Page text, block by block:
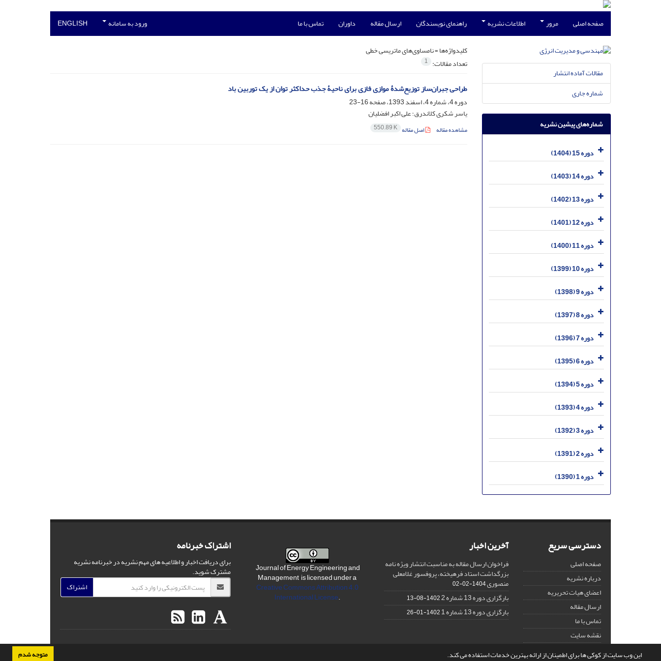
این وب سایت از کوکی ها برای اطمینان از ارائه بهترین خدمات استفاده می کند. متوجه شدم
صفحه اصلی مرور اطلاعات نشریه راهنمای نویسندگان ارسال مقاله داوران تماس با ما ورود به سامانه ENGLISH
کلیدواژه‌ها =نامساوی‌های ماتریسی خطی
تعداد مقالات: 1
طراحی جبران‌ساز توزیع‌شدۀ موازی فازی برای ناحیۀ جذب حداکثر توان از یک توربین باد
دوره 4، شماره 4، اسفند 1393، صفحه
16-23
یاسر شکری کلاندرق؛ علی اکبر افضلیان
مشاهده مقاله اصل مقاله 550.89 K
مقالات آماده انتشار
شماره جاری
شماره‌های پیشین نشریه
دوره 15 (1404)
دوره 14 (1403)
دوره 13 (1402)
دوره 12 (1401)
دوره 11 (1400)
دوره 10 (1399)
دوره 9 (1398)
دوره 8 (1397)
دوره 7 (1396)
دوره 6 (1395)
دوره 5 (1394)
دوره 4 (1393)
دوره 3 (1392)
دوره 2 (1391)
دوره 1 (1390)
دسترسی سریع
صفحه اصلی
درباره نشریه
اعضای هیات تحریریه
ارسال مقاله
تماس با ما
نقشه سایت
آخرین اخبار
فراخوان ارسال مقاله به مناسبت انتشار ویژه نامه
بزرگداشت استاد فرهیخته، پروفسور غلامعلی
منصوری1404-02-02
بارگزاری دوره 13 شماره 2 1402-08-13
بارگزاری دوره 13 شماره 1 1402-01-26
Journal of Energy Engineering and
Management is licensed under a
Creative Commons Attribution 4.0
International License.
اشتراک خبرنامه
برای دریافت اخبار و اطلاعیه های مهم نشریه در خبرنامه نشریه
مشترک شوید.
اشتراک